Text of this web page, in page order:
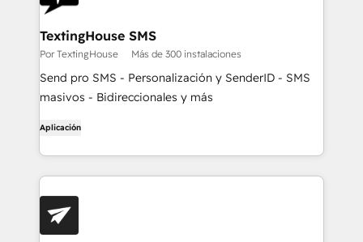
TextingHouse SMS
Por TextingHouse Más de 300 instalaciones
Send pro SMS - Personalización y SenderID - SMS
masivos - Bidireccionales y más
Aplicación